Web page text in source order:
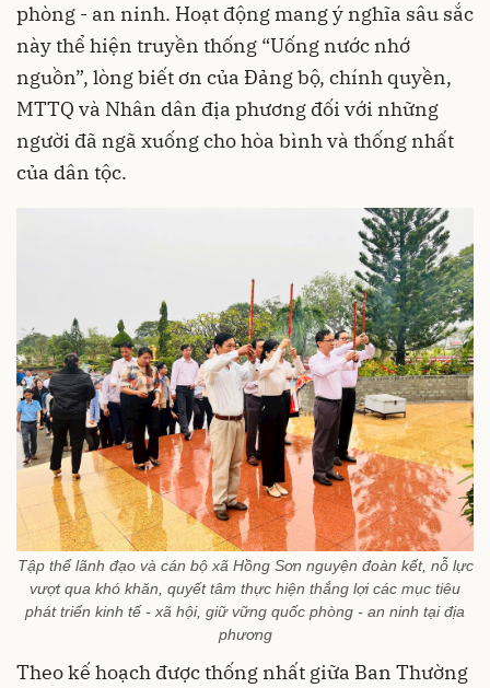
phòng - an ninh. Hoạt động mang ý nghĩa sâu sắc
này thể hiện truyền thống “Uống nước nhớ
nguồn”, lòng biết ơn của Đảng bộ, chính quyền,
MTTQ và Nhân dân địa phương đối với những
người đã ngã xuống cho hòa bình và thống nhất
của dân tộc.
Tập thể lãnh đạo và cán bộ xã Hồng Sơn nguyện đoàn kết, nỗ lực
vượt qua khó khăn, quyết tâm thực hiện thắng lợi các mục tiêu
phát triển kinh tế - xã hội, giữ vững quốc phòng - an ninh tại địa
phương
Theo kế hoạch được thống nhất giữa Ban Thường